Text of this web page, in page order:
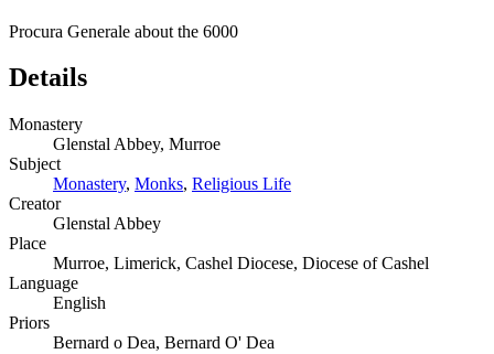
Procura Generale about the 6000
Details
Monastery
Glenstal Abbey, Murroe
Subject
Monastery, Monks, Religious Life
Creator
Glenstal Abbey
Place
Murroe, Limerick, Cashel Diocese, Diocese of Cashel
Language
English
Priors
Bernard o Dea, Bernard O' Dea